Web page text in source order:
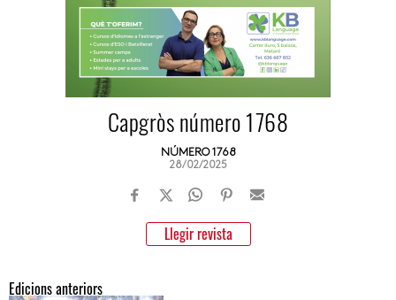
Capgròs número 1768
NÚMERO 1768
28/02/2025
Llegir revista
Edicions anteriors